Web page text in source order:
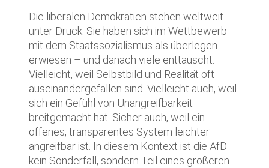
Die liberalen Demokratien stehen weltweit
unter Druck. Sie haben sich im Wettbewerb
mit dem Staatssozialismus als überlegen
erwiesen – und danach viele enttäuscht.
Vielleicht, weil Selbstbild und Realität oft
auseinandergefallen sind. Vielleicht auch, weil
sich ein Gefühl von Unangreifbarkeit
breitgemacht hat. Sicher auch, weil ein
offenes, transparentes System leichter
angreifbar ist. In diesem Kontext ist die AfD
kein Sonderfall, sondern Teil eines größeren